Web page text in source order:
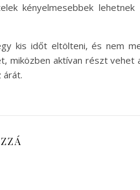
kényelmesebbek
kis időt eltölteni, és nem
miközben aktívan részt vehet
árát.